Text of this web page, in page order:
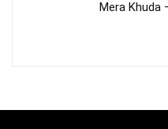
Mera Khuda